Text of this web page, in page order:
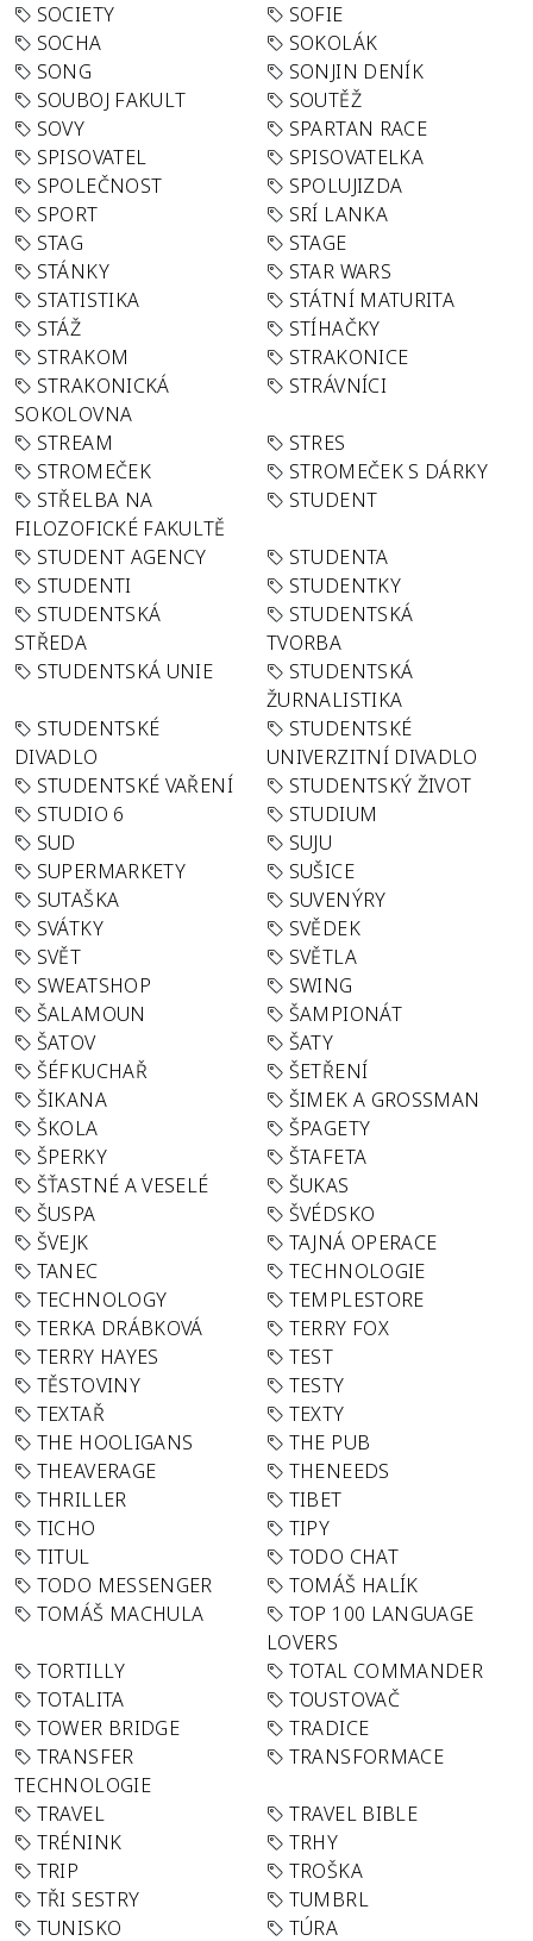
SOCIETY
SOFIE
SOCHA
SOKOLÁK
SONG
SONJIN DENÍK
SOUBOJ FAKULT
SOUTĚŽ
SOVY
SPARTAN RACE
SPISOVATEL
SPISOVATELKA
SPOLEČNOST
SPOLUJIZDA
SPORT
SRÍ LANKA
STAG
STAGE
STÁNKY
STAR WARS
STATISTIKA
STÁTNÍ MATURITA
STÁŽ
STÍHAČKY
STRAKOM
STRAKONICE
STRAKONICKÁ
SOKOLOVNA
STRÁVNÍCI
STREAM
STRES
STROMEČEK
STROMEČEK S DÁRKY
STŘELBA NA
FILOZOFICKÉ FAKULTĚ
STUDENT
STUDENT AGENCY
STUDENTA
STUDENTI
STUDENTKY
STUDENTSKÁ
STŘEDA
STUDENTSKÁ
TVORBA
STUDENTSKÁ UNIE
STUDENTSKÁ
ŽURNALISTIKA
STUDENTSKÉ
DIVADLO
STUDENTSKÉ
UNIVERZITNÍ DIVADLO
STUDENTSKÉ VAŘENÍ
STUDENTSKÝ ŽIVOT
STUDIO 6
STUDIUM
SUD
SUJU
SUPERMARKETY
SUŠICE
SUTAŠKA
SUVENÝRY
SVÁTKY
SVĚDEK
SVĚT
SVĚTLA
SWEATSHOP
SWING
ŠALAMOUN
ŠAMPIONÁT
ŠATOV
ŠATY
ŠÉFKUCHAŘ
ŠETŘENÍ
ŠIKANA
ŠIMEK A GROSSMAN
ŠKOLA
ŠPAGETY
ŠPERKY
ŠTAFETA
ŠŤASTNÉ A VESELÉ
ŠUKAS
ŠUSPA
ŠVÉDSKO
ŠVEJK
TAJNÁ OPERACE
TANEC
TECHNOLOGIE
TECHNOLOGY
TEMPLESTORE
TERKA DRÁBKOVÁ
TERRY FOX
TERRY HAYES
TEST
TĚSTOVINY
TESTY
TEXTAŘ
TEXTY
THE HOOLIGANS
THE PUB
THEAVERAGE
THENEEDS
THRILLER
TIBET
TICHO
TIPY
TITUL
TODO CHAT
TODO MESSENGER
TOMÁŠ HALÍK
TOMÁŠ MACHULA
TOP 100 LANGUAGE
LOVERS
TORTILLY
TOTAL COMMANDER
TOTALITA
TOUSTOVAČ
TOWER BRIDGE
TRADICE
TRANSFER
TECHNOLOGIE
TRANSFORMACE
TRAVEL
TRAVEL BIBLE
TRÉNINK
TRHY
TRIP
TROŠKA
TŘI SESTRY
TUMBRL
TUNISKO
TÚRA